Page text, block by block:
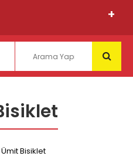
Ümit Bisiklet